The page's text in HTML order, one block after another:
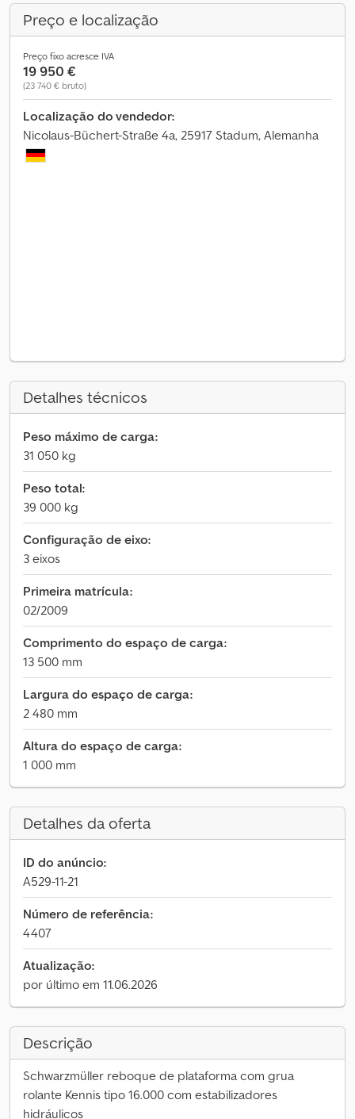
Preço e localização
Preço fixo acresce IVA
19 950 €
(23 740 € bruto)
Localização do vendedor:
Nicolaus-Büchert-Straße 4a, 25917 Stadum, Alemanha
Detalhes técnicos
Peso máximo de carga:
31 050 kg
Peso total:
39 000 kg
Configuração de eixo:
3 eixos
Primeira matrícula:
02/2009
Comprimento do espaço de carga:
13 500 mm
Largura do espaço de carga:
2 480 mm
Altura do espaço de carga:
1 000 mm
Detalhes da oferta
ID do anúncio:
A529-11-21
Número de referência:
4407
Atualização:
por último em 11.06.2026
Descrição
Schwarzmüller reboque de plataforma com grua
rolante Kennis tipo 16.000 com estabilizadores
hidráulicos